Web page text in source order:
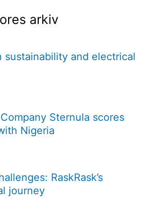
arkiv
sustainability and electrical
Sternula scores
Nigeria
RaskRask’s
journey